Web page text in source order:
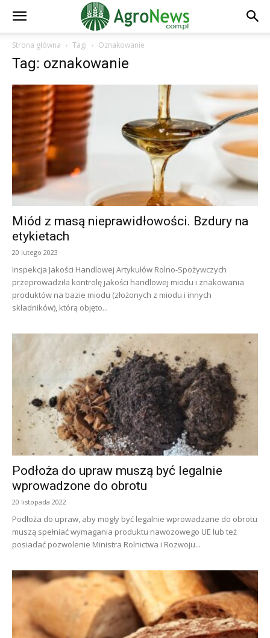
Strona główna Tagi Oznakowanie
Tag: oznakowanie
Miód z masą nieprawidłowości. Bzdury na
etykietach
20 lutego 2023
Inspekcja Jakości Handlowej Artykułów Rolno-Spożywczych
przeprowadziła kontrolę jakości handlowej miodu i znakowania
produktów na bazie miodu (złożonych z miodu i innych
składników), którą objęto...
Podłoża do upraw muszą być legalnie
wprowadzone do obrotu
20 listopada 2022
Podłoża do upraw, aby mogły być legalnie wprowadzane do obrotu
muszą spełniać wymagania produktu nawozowego UE lub też
posiadać pozwolenie Ministra Rolnictwa i Rozwoju...